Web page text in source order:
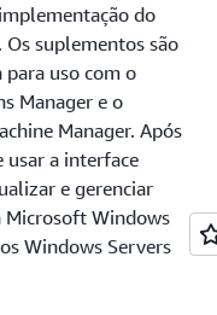
do
suplementos são
para uso com o
Manager e o
Manager. Após
usar a interface
e gerenciar
Microsoft Windows
Windows Servers